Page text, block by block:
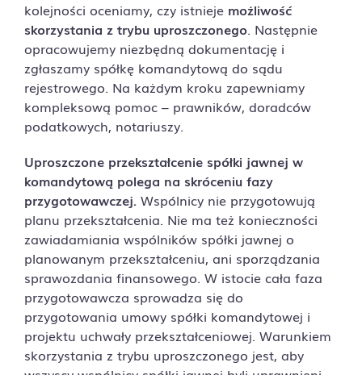
kolejności oceniamy, czy istnieje możliwość
skorzystania z trybu uproszczonego. Następnie
opracowujemy niezbędną dokumentację i
zgłaszamy spółkę komandytową do sądu
rejestrowego. Na każdym kroku zapewniamy
kompleksową pomoc – prawników, doradców
podatkowych, notariuszy.
Uproszczone przekształcenie spółki jawnej w
komandytową polega na skróceniu fazy
przygotowawczej. Wspólnicy nie przygotowują
planu przekształcenia. Nie ma też konieczności
zawiadamiania wspólników spółki jawnej o
planowanym przekształceniu, ani sporządzania
sprawozdania finansowego. W istocie cała faza
przygotowawcza sprowadza się do
przygotowania umowy spółki komandytowej i
projektu uchwały przekształceniowej. Warunkiem
skorzystania z trybu uproszczonego jest, aby